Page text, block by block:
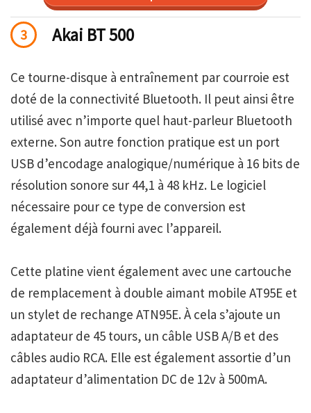
3 Akai BT 500
Ce tourne-disque à entraînement par courroie est
doté de la connectivité Bluetooth. Il peut ainsi être
utilisé avec n’importe quel haut-parleur Bluetooth
externe. Son autre fonction pratique est un port
USB d’encodage analogique/numérique à 16 bits de
résolution sonore sur 44,1 à 48 kHz. Le logiciel
nécessaire pour ce type de conversion est
également déjà fourni avec l’appareil.
Cette platine vient également avec une cartouche
de remplacement à double aimant mobile AT95E et
un stylet de rechange ATN95E. À cela s’ajoute un
adaptateur de 45 tours, un câble USB A/B et des
câbles audio RCA. Elle est également assortie d’un
adaptateur d’alimentation DC de 12v à 500mA.